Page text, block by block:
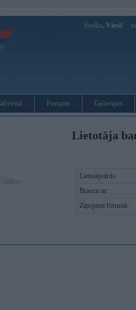
Sveiks, Viesi!
Forums Galerijas
Lietotāja
Lietotājvārds:
Braucu ar:
Ziņojumi forumā: